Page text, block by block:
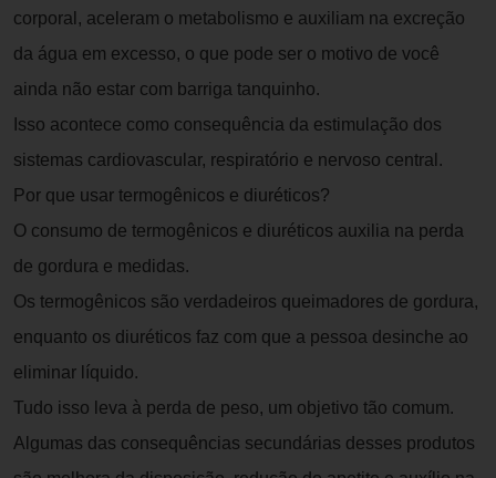
corporal, aceleram o metabolismo e auxiliam na excreção
da água em excesso, o que pode ser o motivo de você
ainda não estar com barriga tanquinho.
Isso acontece como consequência da estimulação dos
sistemas cardiovascular, respiratório e nervoso central.
Por que usar termogênicos e diuréticos?
O consumo de termogênicos e diuréticos auxilia na perda
de gordura e medidas.
Os termogênicos são verdadeiros queimadores de gordura,
enquanto os diuréticos faz com que a pessoa desinche ao
eliminar líquido.
Tudo isso leva à perda de peso, um objetivo tão comum.
Algumas das consequências secundárias desses produtos